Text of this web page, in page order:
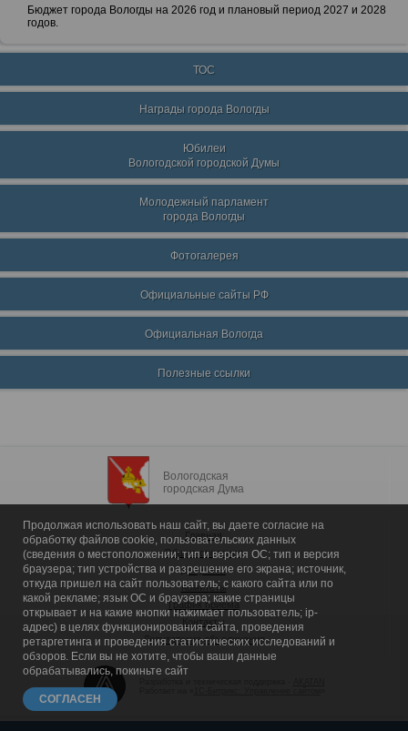
Бюджет города Вологды на 2026 год и плановый период 2027 и 2028
годов.
ТОС
Награды города Вологды
Юбилеи
Вологодской городской Думы
Молодежный парламент
города Вологды
Фотогалерея
Официальные сайты РФ
Официальная Вологда
Полезные ссылки
Вологодская
городская Дума
Главная
Общие сведения
Депутаты
Комитеты
График приема
Контакты
Депутатские объединения
Продолжая использовать наш сайт, вы даете согласие на
обработку файлов cookie, пользовательских данных
(сведения о местоположении; тип и версия ОС; тип и версия
браузера; тип устройства и разрешение его экрана; источник,
откуда пришел на сайт пользователь; с какого сайта или по
какой рекламе; язык ОС и браузера; какие страницы
открывает и на какие кнопки нажимает пользователь; ip-
адрес) в целях функционирования сайта, проведения
ретаргетинга и проведения статистических исследований и
обзоров. Если вы не хотите, чтобы ваши данные
обрабатывались, покиньте сайт
СОГЛАСЕН